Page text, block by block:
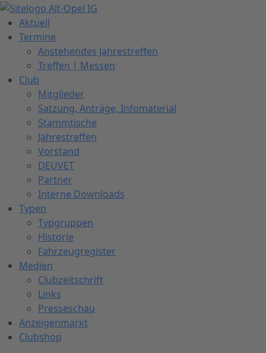
Zum
Inhalt
springen
Aktuell
Termine
Anstehendes Jahrestreffen
Treffen | Messen
Club
Mitglieder
Satzung, Anträge, Infomaterial
Stammtische
Jahrestreffen
Vorstand
DEUVET
Partner
Interne Downloads
Typen
Typgruppen
Historie
Fahrzeugregister
Medien
Clubzeitschrift
Links
Presseschau
Anzeigenmarkt
Clubshop